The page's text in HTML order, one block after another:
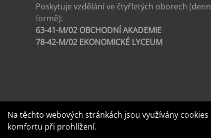
Poskytuje vzdělání ve čtyřletých oborech
formě):
63-41-M/02 OBCHODNÍ AKADEMIE
78-42-M/02 EKONOMICKÉ LYCEUM
Na těchto webových stránkách jsou využívány
komfortu při prohlížení.